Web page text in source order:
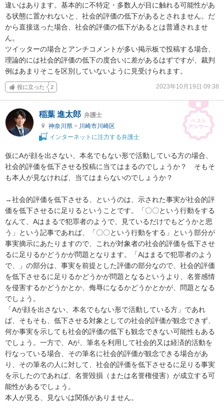
違いはあります。基本的に不特定・多数人が目に触れる可能性があ
る状態に置かれないと、社会的評価の低下があるとされません。だ
から直接送った場合、社会的評価の低下があるとは普通されませ
ん。
ツイッターの場合とアンチコメントが多い掲示板で投稿する場合、
理論的には社会的評価の低下の度合いに差があるはずですが、裁判
例はあまりそこを区別していないように見受けられます。
役に立った 2 2023年10月19日 09:38
稲葉 進太郎 弁護士
神奈川県 > 川崎市川崎区
インターネットに注力する弁護士
仮にAが顔を出さない、本名でもない形で活動している方の場合、
社会的評価を低下させる投稿に当てはまるのでしょうか？　そもそ
も本人が見なければ、当てはまらないのでしょうか？
→社会的評価を低下させる、というのは、示された事実が社会的評
価を低下させるに足りるということです。「〇〇という行動をする
なんて、Aはまるで犯罪者のようで、見ているだけでもどうかと思
う」という記事であれば、「〇〇という行動をする」という部分が
事実摘示にあたりますので、これが対象者の社会的評価を低下させ
るに足りるかどうかが問題となります。「Aはまるで犯罪者のよう
で、」の部分は、事実を前提とした評価の部分なので、社会的評価
を低下させるに足りるかどうかが問題となるというより、名誉感情
を侵害するかどうかとか、侮辱になるかどうかとかが、問題となる
でしょう。
「Aが顔を出さない、本名でもない形で活動している方」であれ
ば、そもそも、低下させる対象としての社会的評価が観念できず、
何か事実を示しても社会的評価の低下も観念できない可能性もある
でしょう。一方で、Aが、筆名を利用して社会的又は経済的活動を
行なっている場合、その筆名に社会的評価が観念できる場合があ
り、その筆名の人に対して、社会的評価を低下させるに足りる事実
を示したのであれば、名誉毀損（または名誉権侵害）が成立する可
能性があるでしょう。
本人が見る、見ないは関係がありません。